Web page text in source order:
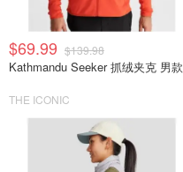
$69.99 $139.98
Kathmandu Seeker 抓绒夹克 男款
THE ICONIC